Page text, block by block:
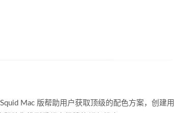
Mac 版帮助用户获取顶级的配色方案，创建用